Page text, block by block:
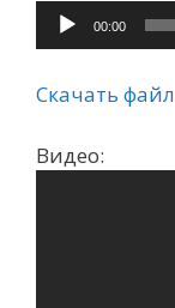
Аудиоплеер
00:00
Скачать файл
Видео: